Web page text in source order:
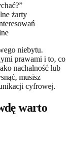
żarty
niebytu.
prawami i to, co
nachalność lub
musisz
cyfrowej.
warto